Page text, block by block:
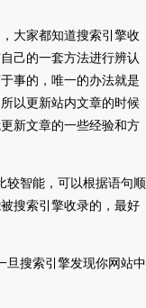
大家都知道搜索引擎收
己的一套方法进行辨认
事的，唯一的办法就是
以更新站内文章的时候
新文章的一些经验和方
智能，可以根据语句顺
搜索引擎收录的，最好
搜索引擎发现你网站中